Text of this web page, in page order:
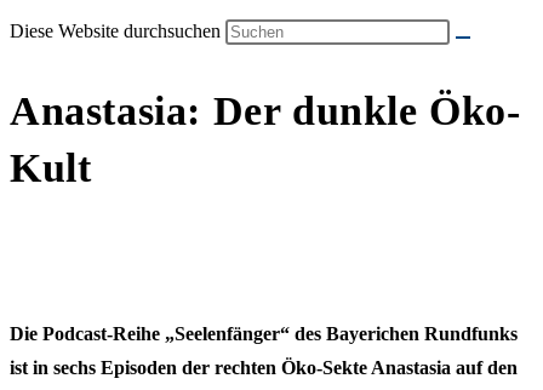
Diese Website durchsuchen
Anastasia: Der dunkle Öko-
Kult
Die Podcast-Reihe „Seelenfänger“ des Bayerichen Rundfunks
ist in sechs Episoden der rechten Öko-Sekte Anastasia auf den